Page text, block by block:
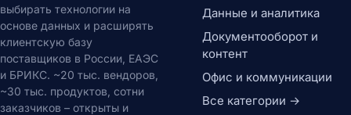
выбирать технологии на
основе данных и расширять
клиентскую базу
поставщиков в России, ЕАЭС
и БРИКС. ~20 тыс. вендоров,
~30 тыс. продуктов, сотни
заказчиков – открыты и
Данные и аналитика
Документооборот и
контент
Офис и коммуникации
Все категории →